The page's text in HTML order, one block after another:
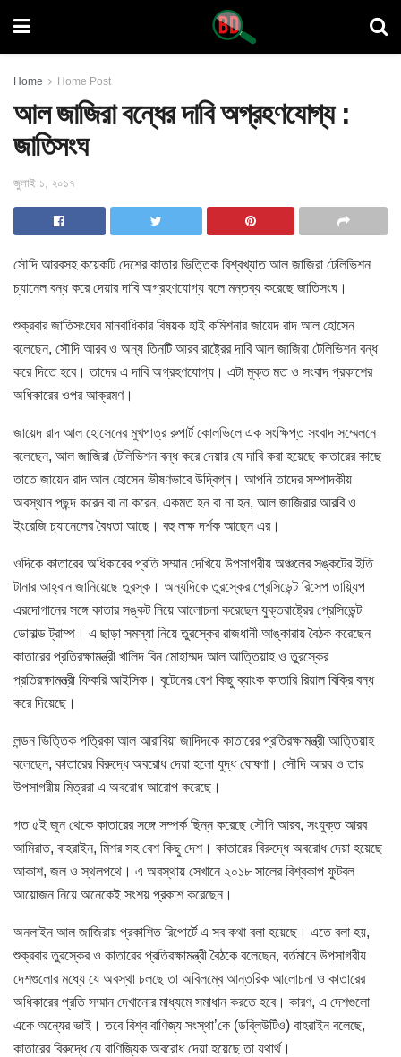
Home Home Post
আল জাজিরা বন্ধের দাবি অগ্রহণযোগ্য :
জাতিসংঘ
জুলাই ১, ২০১৭
সৌদি আরবসহ কয়েকটি দেশের কাতার ভিত্তিক বিশ্বখ্যাত আল জাজিরা টেলিভিশন
চ্যানেল বন্ধ করে দেয়ার দাবি অগ্রহণযোগ্য বলে মন্তব্য করেছে জাতিসংঘ ।
শুক্রবার জাতিসংঘের মানবাধিকার বিষয়ক হাই কমিশনার জায়েদ রাদ আল হোসেন
বলেছেন, সৌদি আরব ও অন্য তিনটি আরব রাষ্ট্রের দাবি আল জাজিরা টেলিভিশন বন্ধ
করে দিতে হবে। তাদের এ দাবি অগ্রহণযোগ্য। এটা মুক্ত মত ও সংবাদ প্রকাশের
অধিকারের ওপর আক্রমণ।
জায়েদ রাদ আল হোসেনের মুখপাত্র রুপার্ট কোলভিলে এক সংক্ষিপ্ত সংবাদ সম্মেলনে
বলেছেন, আল জাজিরা টেলিভিশন বন্ধ করে দেয়ার যে দাবি করা হয়েছে কাতারের কাছে
তাতে জায়েদ রাদ আল হোসেন ভীষণভাবে উদ্বিগ্ন। আপনি তাদের সম্পাদকীয়
অবস্থান পছন্দ করেন বা না করেন, একমত হন বা না হন, আল জাজিরার আরবি ও
ইংরেজি চ্যানেলের বৈধতা আছে। বহু লক্ষ দর্শক আছেন এর।
ওদিকে কাতারের অধিকারের প্রতি সম্মান দেখিয়ে উপসাগরীয় অঞ্চলের সঙ্কটের ইতি
টানার আহ্বান জানিয়েছে তুরস্ক। অন্যদিকে তুরস্কের প্রেসিডেন্ট রিসেপ তায়্যিপ
এরদোগানের সঙ্গে কাতার সঙ্কট নিয়ে আলোচনা করেছেন যুক্তরাষ্ট্রের প্রেসিডেন্ট
ডোনাল্ড ট্রাম্প। এ ছাড়া সমস্যা নিয়ে তুরস্কের রাজধানী আঙ্কারায় বৈঠক করেছেন
কাতারের প্রতিরক্ষামন্ত্রী খালিদ বিন মোহাম্মদ আল আত্তিয়াহ ও তুরস্কের
প্রতিরক্ষামন্ত্রী ফিকরি আইসিক। বৃটেনের বেশ কিছু ব্যাংক কাতারি রিয়াল বিক্রি বন্ধ
করে দিয়েছে।
লন্ডন ভিত্তিক পত্রিকা আল আরাবিয়া জাদিদকে কাতারের প্রতিরক্ষামন্ত্রী আত্তিয়াহ
বলেছেন, কাতারের বিরুদ্ধে অবরোধ দেয়া হলো যুদ্ধ ঘোষণা। সৌদি আরব ও তার
উপসাগরীয় মিত্ররা এ অবরোধ আরোপ করেছে।
গত ৫ই জুন থেকে কাতারের সঙ্গে সম্পর্ক ছিন্ন করেছে সৌদি আরব, সংযুক্ত আরব
আমিরাত, বাহরাইন, মিশর সহ বেশ কিছু দেশ। কাতারের বিরুদ্ধে অবরোধ দেয়া হয়েছে
আকাশ, জল ও স্থলপথে। এ অবস্থায় সেখানে ২০১৮ সালের বিশ্বকাপ ফুটবল
আয়োজন নিয়ে অনেকেই সংশয় প্রকাশ করেছেন।
অনলাইন আল জাজিরায় প্রকাশিত রিপোর্টে এ সব কথা বলা হয়েছে। এতে বলা হয়,
শুক্রবার তুরস্কের ও কাতারের প্রতিরক্ষামন্ত্রী বৈঠকে বলেছেন, বর্তমানে উপসাগরীয়
দেশগুলোর মধ্যে যে অবস্থা চলছে তা অবিলম্বে আন্তরিক আলোচনা ও কাতারের
অধিকারের প্রতি সম্মান দেখানোর মাধ্যমে সমাধান করতে হবে। কারণ, এ দেশগুলো
একে অন্যের ভাই। তবে বিশ্ব বাণিজ্য সংস্থা’কে (ডব্লিউটিও) বাহরাইন বলেছে,
কাতারের বিরুদ্ধে যে বাণিজ্যিক অবরোধ দেয়া হয়েছে তা যথার্থ।